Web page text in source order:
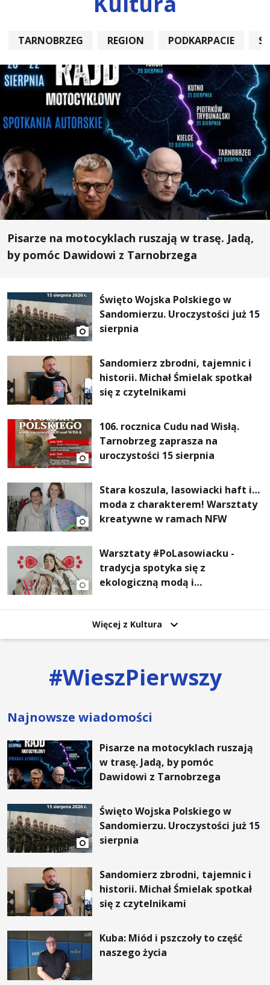
TARNOBRZEG REGION PODKARPACIE
Pisarze na motocyklach ruszają w trasę. Jadą,
by pomóc Dawidowi z Tarnobrzega
Święto Wojska Polskiego w
Sandomierzu. Uroczystości już 15
sierpnia
Sandomierz zbrodni, tajemnic i
historii. Michał Śmielak spotkał
się z czytelnikami
106. rocznica Cudu nad Wisłą.
Tarnobrzeg zaprasza na
uroczystości 15 sierpnia
Stara koszula, lasowiacki haft i…
moda z charakterem! Warsztaty
kreatywne w ramach NFW
Warsztaty #PoLasowiacku -
tradycja spotyka się z
ekologiczną modą i
Więcej z Kultura
#WieszPierwszy
Najnowsze wiadomości
Pisarze na motocyklach ruszają
w trasę. Jadą, by pomóc
Dawidowi z Tarnobrzega
Święto Wojska Polskiego w
Sandomierzu. Uroczystości już 15
sierpnia
Sandomierz zbrodni, tajemnic i
historii. Michał Śmielak spotkał
się z czytelnikami
Kuba: Miód i pszczoły to część
naszego życia